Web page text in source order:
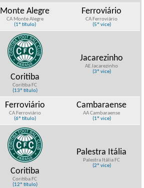
Monte Alegre
CA Monte Alegre
(1º título)
Ferroviário
CA Ferroviário
(5º vice)
Coritiba
Coritiba FC
(13º título)
Jacarezinho
AE Jacarezinho
(3º vice)
Ferroviário
CA Ferroviário
(6º título)
Cambaraense
AA Cambaraense
(1º vice)
Coritiba
Coritiba FC
(12º título)
Palestra Itália
Palestra Itália FC
(2º vice)